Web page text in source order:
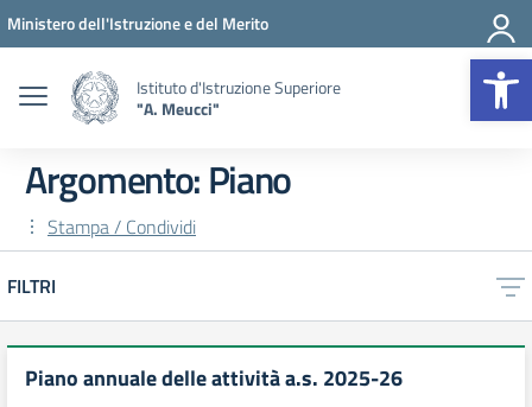
Vai ai contenuti
Vai al menu di navigazione
Vai al footer
Ministero dell'Istruzione e del Merito
Istituto d'Istruzione Superiore
"A. Meucci"
Argomento: Piano
Stampa / Condividi
FILTRI
Piano annuale delle attività a.s. 2025-26